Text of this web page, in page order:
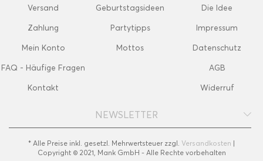
Versand
Zahlung
Mein Konto
FAQ - Häufige Fragen
Kontakt
Geburtstagsideen
Partytipps
Mottos
Die Idee
Impressum
Datenschutz
AGB
Widerruf
NEWSLETTER
* Alle Preise inkl. gesetzl. Mehrwertsteuer zzgl. Versandkosten |
Copyright © 2021, Mank GmbH - Alle Rechte vorbehalten